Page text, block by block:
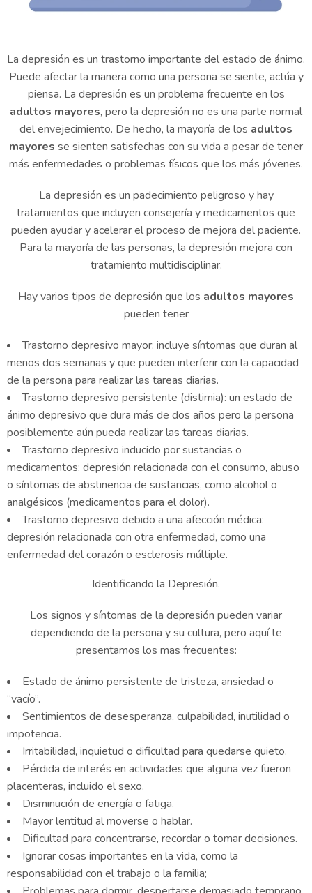
La depresión es un trastorno importante del estado de ánimo.
Puede afectar la manera como una persona se siente, actúa y
piensa. La depresión es un problema frecuente en los
adultos mayores, pero la depresión no es una parte normal
del envejecimiento. De hecho, la mayoría de los adultos
mayores se sienten satisfechas con su vida a pesar de tener
más enfermedades o problemas físicos que los más jóvenes.
La depresión es un padecimiento peligroso y hay
tratamientos que incluyen consejería y medicamentos que
pueden ayudar y acelerar el proceso de mejora del paciente.
Para la mayoría de las personas, la depresión mejora con
tratamiento multidisciplinar.
Hay varios tipos de depresión que los adultos mayores
pueden tener
Trastorno depresivo mayor: incluye síntomas que duran al
menos dos semanas y que pueden interferir con la capacidad
de la persona para realizar las tareas diarias.
Trastorno depresivo persistente (distimia): un estado de
ánimo depresivo que dura más de dos años pero la persona
posiblemente aún pueda realizar las tareas diarias.
Trastorno depresivo inducido por sustancias o
medicamentos: depresión relacionada con el consumo, abuso
o síntomas de abstinencia de sustancias, como alcohol o
analgésicos (medicamentos para el dolor).
Trastorno depresivo debido a una afección médica:
depresión relacionada con otra enfermedad, como una
enfermedad del corazón o esclerosis múltiple.
Identificando la Depresión.
Los signos y síntomas de la depresión pueden variar
dependiendo de la persona y su cultura, pero aquí te
presentamos los mas frecuentes:
Estado de ánimo persistente de tristeza, ansiedad o
“vacío”.
Sentimientos de desesperanza, culpabilidad, inutilidad o
impotencia.
Irritabilidad, inquietud o dificultad para quedarse quieto.
Pérdida de interés en actividades que alguna vez fueron
placenteras, incluido el sexo.
Disminución de energía o fatiga.
Mayor lentitud al moverse o hablar.
Dificultad para concentrarse, recordar o tomar decisiones.
Ignorar cosas importantes en la vida, como la
responsabilidad con el trabajo o la familia;